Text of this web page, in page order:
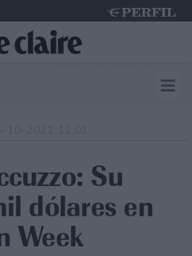
Su
dólares en
Week